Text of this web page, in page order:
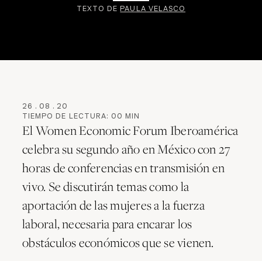
TEXTO DEPAULA VELASCO
26 . 08 . 20
TIEMPO DE LECTURA: 00 MIN
El Women Economic Forum Iberoamérica
celebra su segundo año en México con 27
horas de conferencias en transmisión en
vivo. Se discutirán temas como la
aportación de las mujeres a la fuerza
laboral, necesaria para encarar los
obstáculos económicos que se vienen.